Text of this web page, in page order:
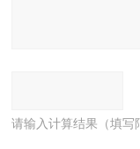
请输入计算结果（填写